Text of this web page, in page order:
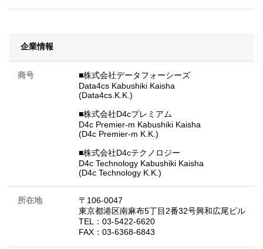
企業情報
商号
■株式会社データフォーシーズ
Data4cs Kabushiki Kaisha
(Data4cs.K.K.)
■株式会社D4cプレミアム
D4c Premier-m Kabushiki Kaisha
(D4c Premier-m K.K.)
■株式会社D4cテクノロジー
D4c Technology Kabushiki Kaisha
(D4c Technology K.K.)
所在地
〒106-0047
東京都港区南麻布5丁目2番32号興和広尾ビル
TEL：03-5422-6620
FAX：03-6368-6843